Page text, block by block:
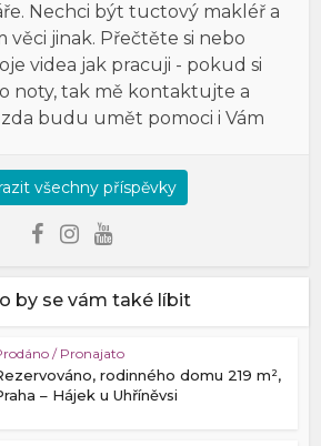
Nechci být tuctový makléř a
věci jinak. Přečtěte si nebo
videa jak pracuji - pokud si
noty, tak mě kontaktujte a
budu umět pomoci i Vám
všechny příspěvky
by se vám také líbit
/ Pronajato
rodinného domu 219 m²,
– Hájek u Uhříněvsi